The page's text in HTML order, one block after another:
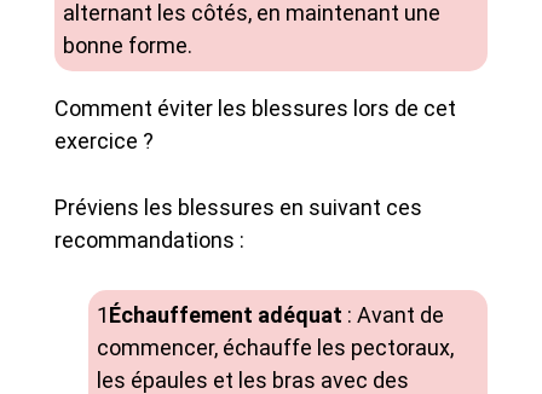
alternant les côtés, en maintenant une
bonne forme.
Comment éviter les blessures lors de cet
exercice ?
Préviens les blessures en suivant ces
recommandations :
Échauffement adéquat : Avant de
commencer, échauffe les pectoraux,
les épaules et les bras avec des